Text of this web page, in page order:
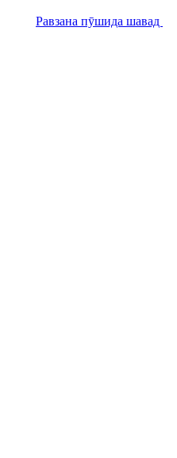
Равзана пӯшида шавад